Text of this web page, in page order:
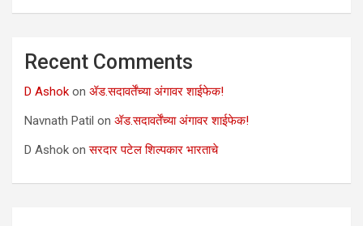
Recent Comments
D Ashok on ॲड.सदावर्तेंच्या अंगावर शाईफेक!
Navnath Patil on ॲड.सदावर्तेंच्या अंगावर शाईफेक!
D Ashok onसरदार पटेल शिल्पकार भारताचे